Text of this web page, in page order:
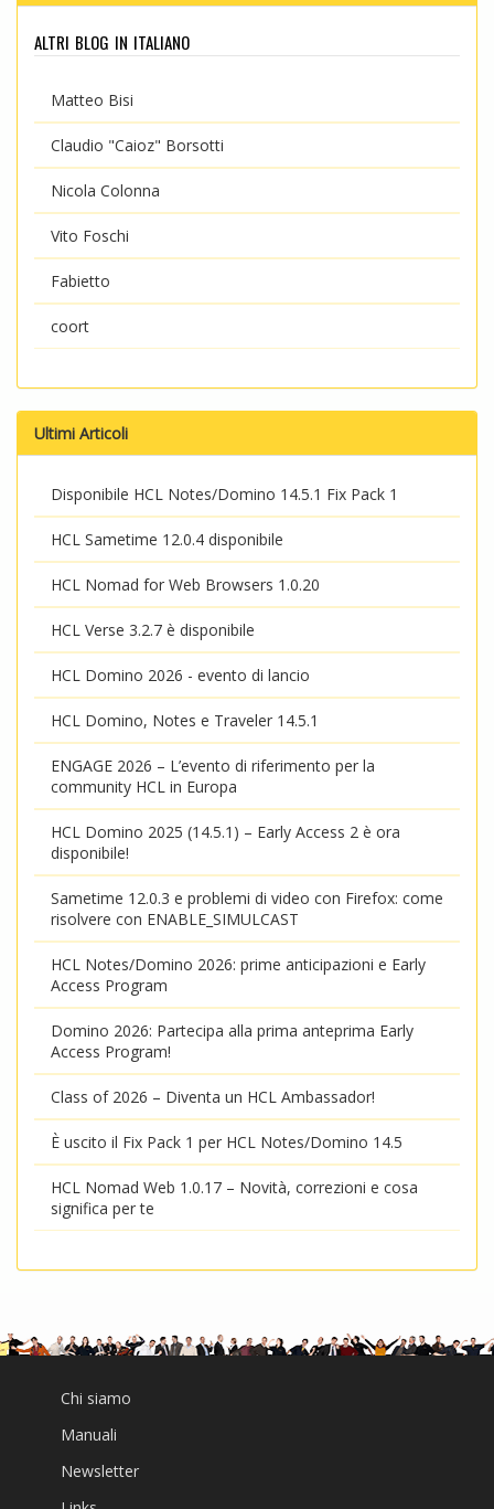
altri blog in italiano
Matteo Bisi
Claudio "Caioz" Borsotti
Nicola Colonna
Vito Foschi
Fabietto
coort
Ultimi Articoli
Disponibile HCL Notes/Domino 14.5.1 Fix Pack 1
HCL Sametime 12.0.4 disponibile
HCL Nomad for Web Browsers 1.0.20
HCL Verse 3.2.7 è disponibile
HCL Domino 2026 - evento di lancio
HCL Domino, Notes e Traveler 14.5.1
ENGAGE 2026 – L’evento di riferimento per la
community HCL in Europa
HCL Domino 2025 (14.5.1) – Early Access 2 è ora
disponibile!
Sametime 12.0.3 e problemi di video con Firefox: come
risolvere con ENABLE_SIMULCAST
HCL Notes/Domino 2026: prime anticipazioni e Early
Access Program
Domino 2026: Partecipa alla prima anteprima Early
Access Program!
Class of 2026 – Diventa un HCL Ambassador!
È uscito il Fix Pack 1 per HCL Notes/Domino 14.5
HCL Nomad Web 1.0.17 – Novità, correzioni e cosa
significa per te
Chi siamo
Manuali
Newsletter